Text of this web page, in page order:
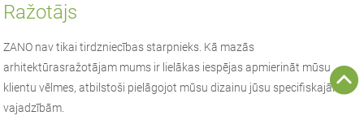
Ražotājs
ZANO nav tikai tirdzniecības starpnieks. Kā mazās
arhitektūrasražotājam mums ir lielākas iespējas apmierināt mūsu
klientu vēlmes, atbilstoši pielāgojot mūsu dizainu jūsu specifiskajām
vajadzībām.